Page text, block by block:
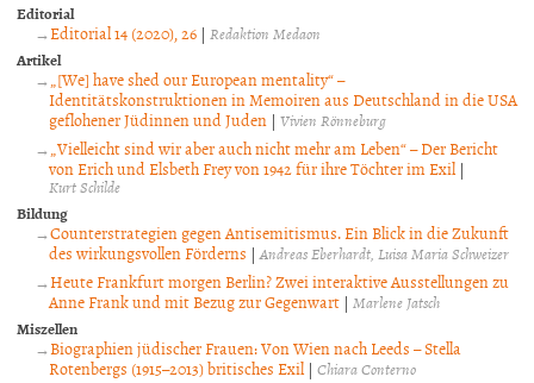
Editorial
Editorial 14 (2020), 26 |Redaktion Medaon
Artikel
„[We] have shed our European mentality“ –
Identitätskonstruktionen in Memoiren aus Deutschland in die USA
geflohener Jüdinnen und Juden | Vivien Rönneburg
„Vielleicht sind wir aber auch nicht mehr am Leben“ – Der Bericht
von Erich und Elsbeth Frey von 1942 für ihre Töchter im Exil|
Kurt Schilde
Bildung
Counterstrategien gegen Antisemitismus. Ein Blick in die Zukunft
des wirkungsvollen Förderns |Andreas Eberhardt Luisa Maria Schweizer
Heute Frankfurt morgen Berlin? Zwei interaktive Ausstellungen zu
Anne Frank und mit Bezug zur Gegenwart | Marlene Jatsch
Miszellen
Biographien jüdischer Frauen: Von Wien nach Leeds – Stella
Rotenbergs (1915–2013) britisches Exil| Chiara Conterno